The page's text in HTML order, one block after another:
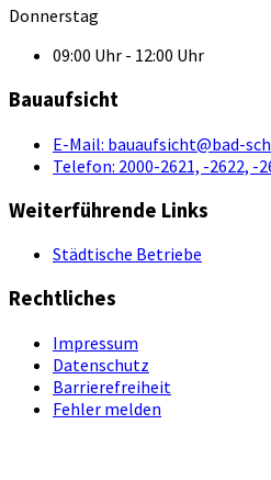
Donnerstag
09:00 Uhr - 12:00 Uhr
Bauaufsicht
E-Mail: bauaufsicht@bad-
Telefon: 2000-2621, -2622, -
Weiterführende Links
Städtische Betriebe
Rechtliches
Impressum
Datenschutz
Barrierefreiheit
Fehler melden